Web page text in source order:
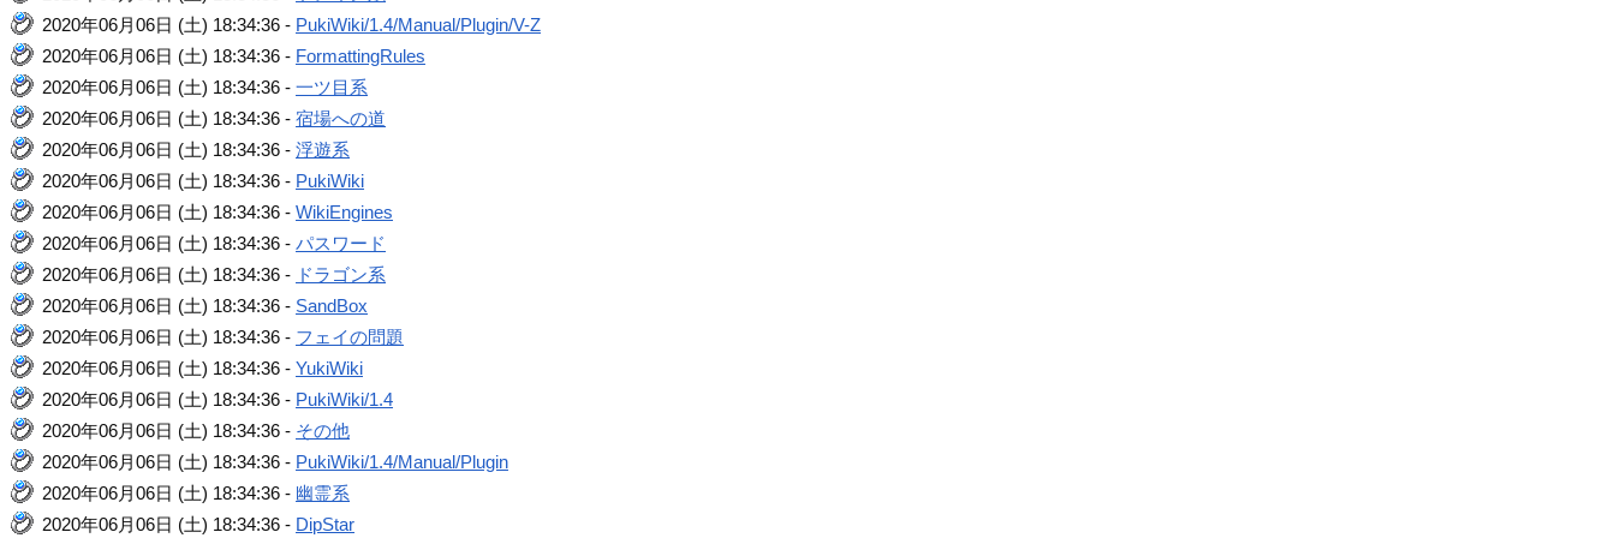
2020年06月06日 (土) 18:34:36 - PukiWiki/1.4/Manual/Plugin/V-Z
2020年06月06日 (土) 18:34:36 - FormattingRules
2020年06月06日 (土) 18:34:36 -一ツ目系
2020年06月06日 (土) 18:34:36 -宿場への道
2020年06月06日 (土) 18:34:36 -浮遊系
2020年06月06日 (土) 18:34:36 - PukiWiki
2020年06月06日 (土) 18:34:36 -WikiEngines
2020年06月06日 (土) 18:34:36 -パスワード
2020年06月06日 (土) 18:34:36 - ドラゴン系
2020年06月06日 (土) 18:34:36 - SandBox
2020年06月06日 (土) 18:34:36 - フェイの問題
2020年06月06日 (土) 18:34:36 -YukiWiki
2020年06月06日 (土) 18:34:36 - PukiWiki/1.4
2020年06月06日 (土) 18:34:36 - その他
2020年06月06日 (土) 18:34:36 - PukiWiki/1.4/Manual/Plugin
2020年06月06日 (土) 18:34:36 - 幽霊系
2020年06月06日 (土) 18:34:36 - DipStar